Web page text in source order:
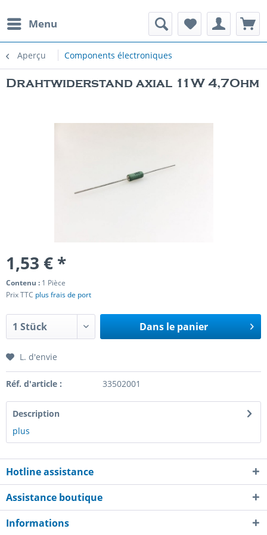
Menu
Aperçu Components électroniques
Drahtwiderstand axial 11W 4,7Ohm
1,53 € *
Contenu : 1 Pièce
Prix TTC plus frais de port
Dans le panier
L. d'envie
Réf. d'article : 33502001
Description
plus
Hotline assistance
Assistance boutique
Informations